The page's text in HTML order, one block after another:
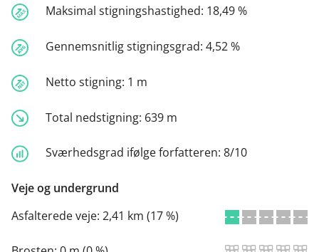
Maksimal stigningshastighed: 18,49 %
Gennemsnitlig stigningsgrad: 4,52 %
Netto stigning: 1 m
Total nedstigning: 639 m
Sværhedsgrad ifølge forfatteren: 8/10
Veje og undergrund
Asfalterede veje: 2,41 km (17 %)